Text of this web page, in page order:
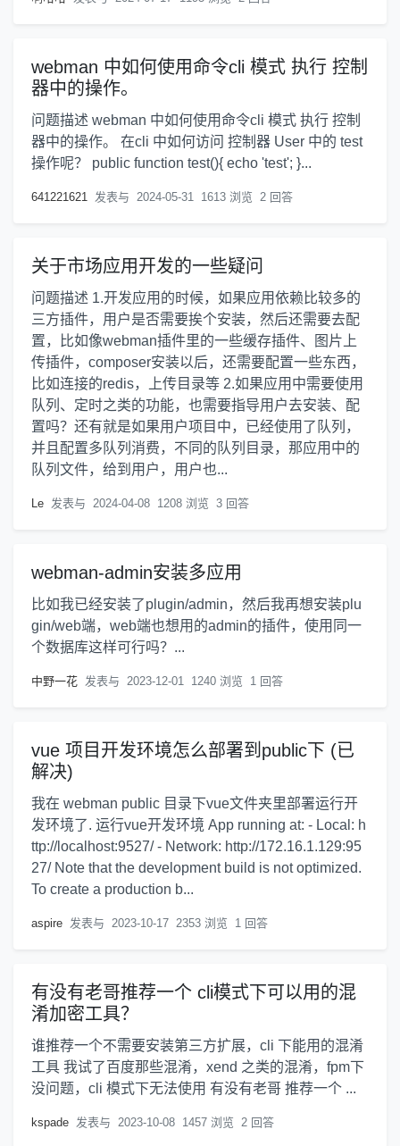
webman 中如何使用命令cli 模式 执行 控制
器中的操作。
问题描述 webman 中如何使用命令cli 模式 执行 控制
器中的操作。 在cli 中如何访问 控制器 User 中的 test
操作呢？ public function test(){ echo 'test'; }...
641221621 发表与 2024-05-31 1613 浏览 2 回答
关于市场应用开发的一些疑问
问题描述 1.开发应用的时候，如果应用依赖比较多的
三方插件，用户是否需要挨个安装，然后还需要去配
置，比如像webman插件里的一些缓存插件、图片上
传插件，composer安装以后，还需要配置一些东西，
比如连接的redis，上传目录等 2.如果应用中需要使用
队列、定时之类的功能，也需要指导用户去安装、配
置吗？还有就是如果用户项目中，已经使用了队列，
并且配置多队列消费，不同的队列目录，那应用中的
队列文件，给到用户，用户也...
Le 发表与 2024-04-08 1208 浏览 3 回答
webman-admin安装多应用
比如我已经安装了plugin/admin，然后我再想安装plu
gin/web端，web端也想用的admin的插件，使用同一
个数据库这样可行吗？...
中野一花 发表与 2023-12-01 1240 浏览 1 回答
vue 项目开发环境怎么部署到public下 (已
解决)
我在 webman public 目录下vue文件夹里部署运行开
发环境了. 运行vue开发环境 App running at: - Local: h
ttp://localhost:9527/ - Network: http://172.16.1.129:95
27/ Note that the development build is not optimized.
To create a production b...
aspire 发表与 2023-10-17 2353 浏览 1 回答
有没有老哥推荐一个 cli模式下可以用的混
淆加密工具？
谁推荐一个不需要安装第三方扩展，cli 下能用的混淆
工具 我试了百度那些混淆，xend 之类的混淆，fpm下
没问题，cli 模式下无法使用 有没有老哥 推荐一个 ...
kspade 发表与 2023-10-08 1457 浏览 2 回答